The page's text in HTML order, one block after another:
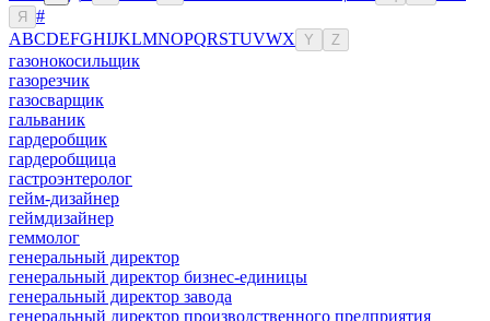
Я
#
ABCDEFGHIJKLMNOPQRSTUVWX Y Z
газонокосильщик
газорезчик
газосварщик
гальваник
гардеробщик
гардеробщица
гастроэнтеролог
гейм-дизайнер
геймдизайнер
геммолог
генеральный директор
генеральный директор бизнес-единицы
генеральный директор завода
генеральный директор производственного предприятия